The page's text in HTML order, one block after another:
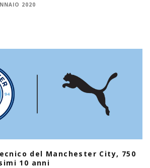
2020
del Manchester City, 750
10 anni